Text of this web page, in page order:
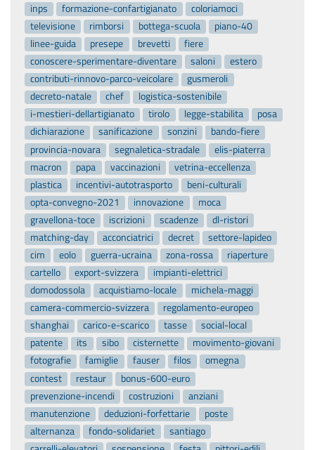
inps
formazione-confartigianato
coloriamoci
televisione
rimborsi bottega-scuola
piano-40
linee-guida
presepe brevetti
fiere
conoscere-sperimentare-diventare
saloni
estero
contributi-rinnovo-parco-veicolare
gusmeroli
decreto-natale
chef
logistica-sostenibile
i-mestieri-dellartigianato
tirolo legge-stabilita
posa
dichiarazione
sanificazione sonzini
bando-fiere
provincia-novara
segnaletica-stradale
elis-piaterra
macron
papa vaccinazioni
vetrina-eccellenza
plastica
incentivi-autotrasporto
beni-culturali
opta-convegno-2021
innovazione
moca
gravellona-toce
iscrizioni scadenze
dl-ristori
matching-day
acconciatrici decret
settore-lapideo
cim
eolo guerra-ucraina zona-rossa
riaperture
cartello
export-svizzera
impianti-elettrici
domodossola
acquistiamo-locale
michela-maggi
camera-commercio-svizzera
regolamento-europeo
shanghai
carico-e-scarico tasse
social-local
patente
its sibo cisternette
movimento-giovani
fotografie
famiglie fauser filos
omegna
contest
restaur
bonus-600-euro
prevenzione-incendi
costruzioni
anziani
manutenzione
deduzioni-forfettarie
poste
alternanza
fondo-solidariet
santiago